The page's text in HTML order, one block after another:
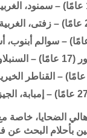
الضحايا، خاصة
بأحلام البحث عن